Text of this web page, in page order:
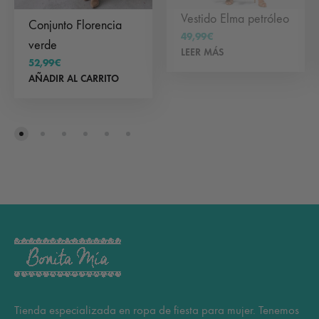
Conjunto Florencia
verde
52,99€
AÑADIR AL CARRITO
Vestido Elma petróleo
49,99€
LEER MÁS
Tienda especializada en ropa de fiesta para mujer. Tenemos